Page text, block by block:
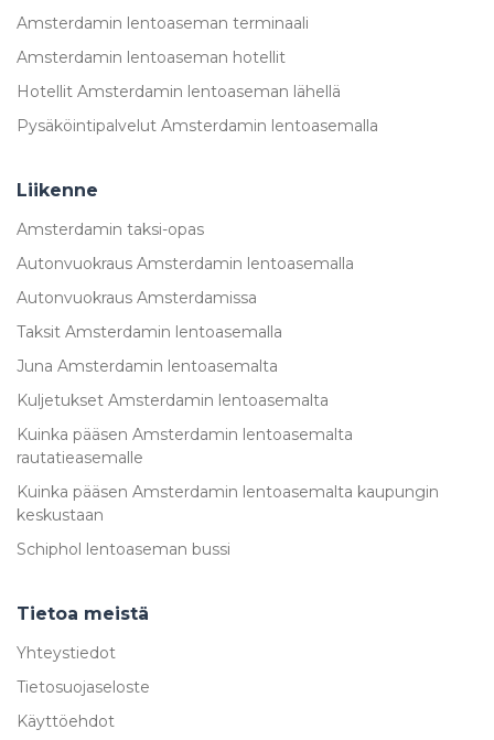
Amsterdamin lentoaseman terminaali
Amsterdamin lentoaseman hotellit
Hotellit Amsterdamin lentoaseman lähellä
Pysäköintipalvelut Amsterdamin lentoasemalla
Liikenne
Amsterdamin taksi-opas
Autonvuokraus Amsterdamin lentoasemalla
Autonvuokraus Amsterdamissa
Taksit Amsterdamin lentoasemalla
Juna Amsterdamin lentoasemalta
Kuljetukset Amsterdamin lentoasemalta
Kuinka pääsen Amsterdamin lentoasemalta
rautatieasemalle
Kuinka pääsen Amsterdamin lentoasemalta kaupungin
keskustaan
Schiphol lentoaseman bussi
Tietoa meistä
Yhteystiedot
Tietosuojaseloste
Käyttöehdot